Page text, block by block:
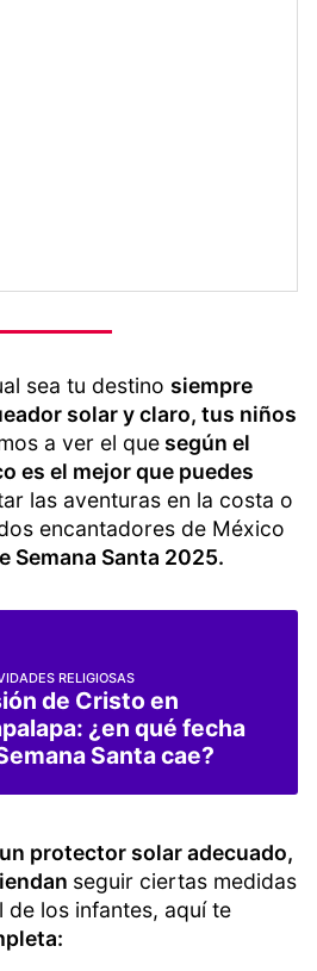
sea tu destino siempre
solar y claro, tus niños
a ver el quesegún el
es el mejor que puedes
las aventuras en la costa o
encantadores de México
Semana Santa 2025.
RELIGIOSAS
de Cristo en
¿en qué fecha
Santa cae?
protector solar adecuado,
seguir ciertas medidas
los infantes, aquí te